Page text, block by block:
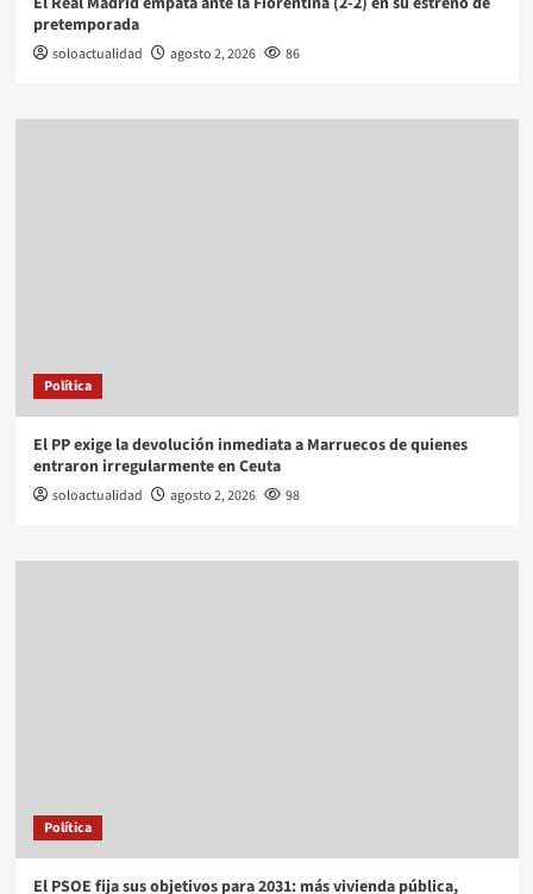
pretemporada
soloactualidad agosto 2, 2026 86
Política
El PP exige la devolución inmediata a Marruecos de quienes
entraron irregularmente en Ceuta
soloactualidad agosto 2, 2026 98
Política
El PSOE fija sus objetivos para 2031: más vivienda pública,